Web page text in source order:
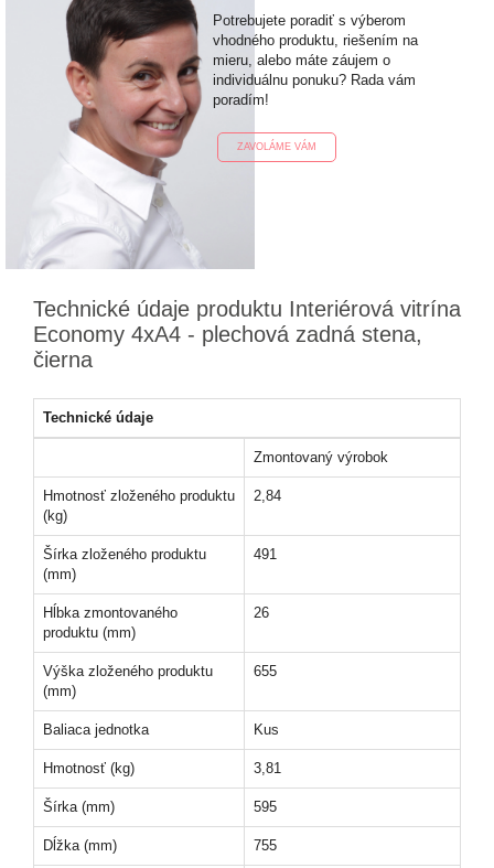
Potrebujete poradiť s výberom
vhodného produktu, riešením na
mieru, alebo máte záujem o
individuálnu ponuku? Rada vám
poradím!
ZAVOLÁME VÁM
Technické údaje produktu Interiérová vitrína
Economy 4xA4 - plechová zadná stena,
čierna
Technické údaje
Zmontovaný výrobok
Hmotnosť zloženého produktu
(kg)
2,84
Šírka zloženého produktu
(mm)
491
Hĺbka zmontovaného
produktu (mm)
26
Výška zloženého produktu
(mm)
655
Baliaca jednotka Kus
Hmotnosť (kg) 3,81
Šírka (mm) 595
Dĺžka (mm) 755